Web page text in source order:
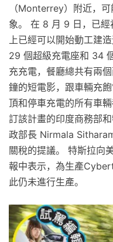
（Monterrey）附近，
象。 在 8 月 9 日，已經
上已經可以開始動工建
29 個超級充電座和 34
充充電，餐廳總共有兩
鐘的短電影，跟車輛充
頂和停車充電的所有車
訂該計畫的印度商務部
政部長 Nirmala
關稅的提議。 特斯拉向
報中表示，為生產
此仍未進行生產。